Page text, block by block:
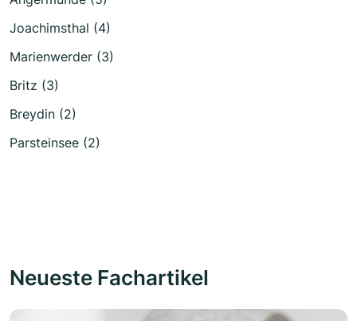
Joachimsthal (4)
Marienwerder (3)
Britz (3)
Breydin (2)
Parsteinsee (2)
Neueste Fachartikel